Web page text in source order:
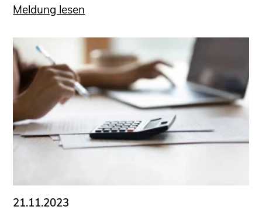
NRW)
Bauherren-ABC
Informationen für Schülerinnen,
Schüler und Studierende
Projekte für Schülerinnen und Schüler
START.ING. Das Studierenden Praxis-
Programm
Wissenswertes für Studierende
Kammer Newsletter
Meldung lesen
21.11.2023